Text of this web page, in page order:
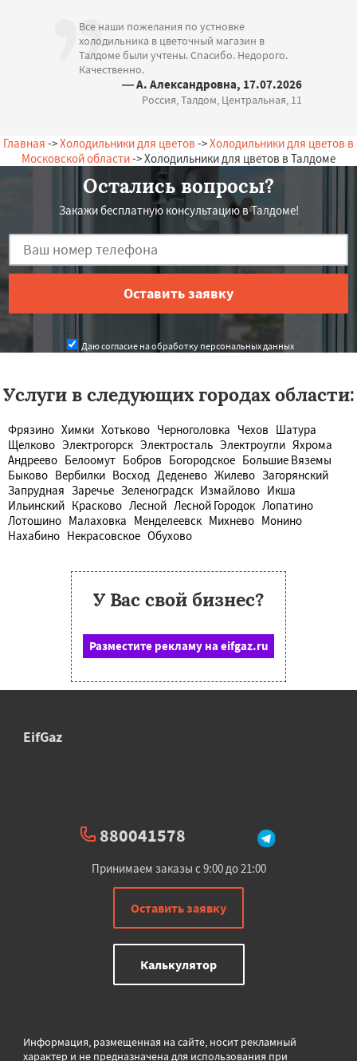
Все наши пожелания по устновке
холодильника в цветочный магазин в
Талдоме были учтены. Спасибо. Недорого.
Качественно.
— А. Александровна, 17.07.2026
Россия, Талдом, Центральная, 11
Главная ->Холодильники для цветов ->Холодильники для цветов в
Московской области-> Холодильники для цветов в Талдоме
Остались вопросы?
Закажи бесплатную консультацию в Талдоме!
Даю согласие на обработку персональных данных
Услуги в следующих городах области:
Фрязино Химки Хотьково Черноголовка Чехов Шатура
Щелково Электрогорск Электросталь Электроугли Яхрома
Андреево Белоомут Бобров Богородское Большие Вяземы
Быково Вербилки Восход Деденево Жилево Загорянский
Запрудная Заречье Зеленоградск Измайлово Икша
Ильинский Красково Лесной Лесной Городок Лопатино
Лотошино Малаховка Менделеевск Михнево Монино
Нахабино Некрасовское Обухово
У Вас свой бизнес?
Разместите рекламу на eifgaz.ru
EifGaz
880041578
Принимаем заказы с 9:00 до 21:00
Оставить заявку
Калькулятор
Информация, размещенная на сайте, носит рекламный
характер и не предназначена для использования при